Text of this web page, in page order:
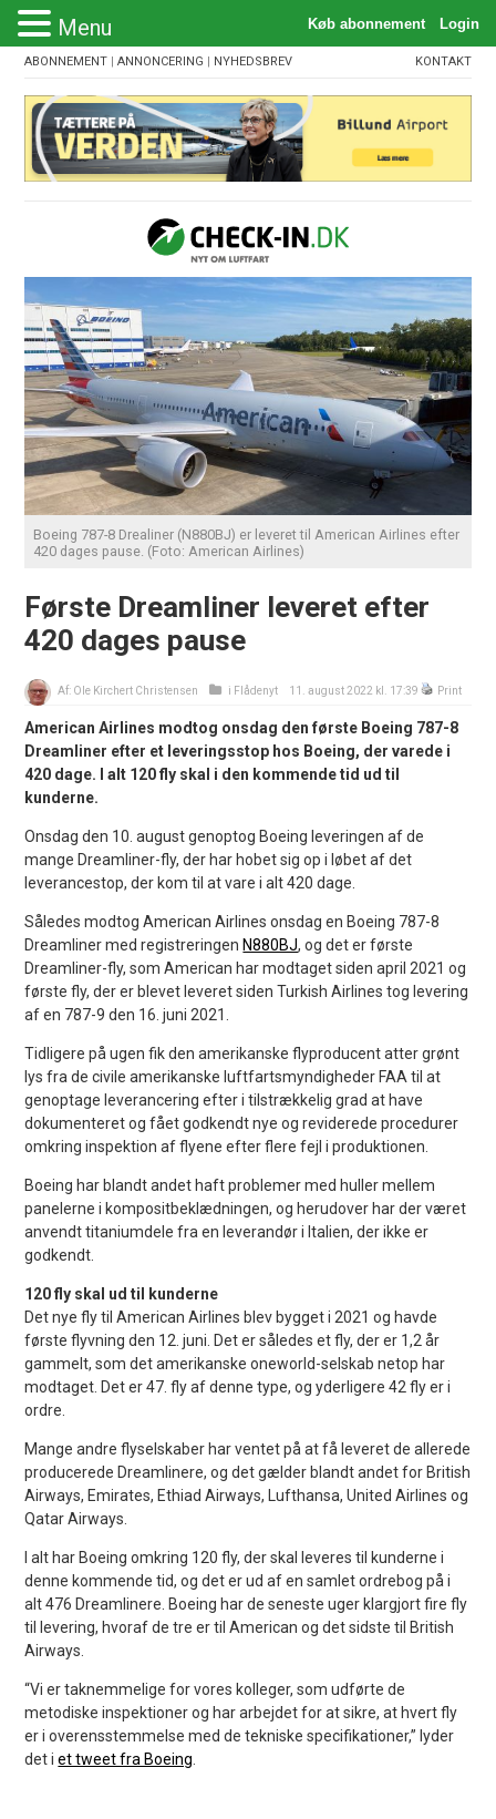
ABONNEMENT |ANNONCERING | NYHEDSBREV KONTAKT
Boeing 787-8 Drealiner (N880BJ) er leveret til American Airlines efter
420 dages pause. (Foto: American Airlines)
Første Dreamliner leveret efter
420 dages pause
Af: Ole Kirchert Christensen i Flådenyt 11. august 2022 kl. 17:39 Print
American Airlines modtog onsdag den første Boeing 787-8
Dreamliner efter et leveringsstop hos Boeing, der varede i
420 dage. I alt 120 fly skal i den kommende tid ud til
kunderne.
Onsdag den 10. august genoptog Boeing leveringen af de
mange Dreamliner-fly, der har hobet sig op i løbet af det
leverancestop, der kom til at vare i alt 420 dage.
Således modtog American Airlines onsdag en Boeing 787-8
Dreamliner med registreringen N880BJ, og det er første
Dreamliner-fly, som American har modtaget siden april 2021 og
første fly, der er blevet leveret siden Turkish Airlines tog levering
af en 787-9 den 16. juni 2021.
Tidligere på ugen fik den amerikanske flyproducent atter grønt
lys fra de civile amerikanske luftfartsmyndigheder FAA til at
genoptage leverancering efter i tilstrækkelig grad at have
dokumenteret og fået godkendt nye og reviderede procedurer
omkring inspektion af flyene efter flere fejl i produktionen.
Boeing har blandt andet haft problemer med huller mellem
panelerne i kompositbeklædningen, og herudover har der været
anvendt titaniumdele fra en leverandør i Italien, der ikke er
godkendt.
120 fly skal ud til kunderne
Det nye fly til American Airlines blev bygget i 2021 og havde
første flyvning den 12. juni. Det er således et fly, der er 1,2 år
gammelt, som det amerikanske oneworld-selskab netop har
modtaget. Det er 47. fly af denne type, og yderligere 42 fly er i
ordre.
Mange andre flyselskaber har ventet på at få leveret de allerede
producerede Dreamlinere, og det gælder blandt andet for British
Airways, Emirates, Ethiad Airways, Lufthansa, United Airlines og
Qatar Airways.
I alt har Boeing omkring 120 fly, der skal leveres til kunderne i
denne kommende tid, og det er ud af en samlet ordrebog på i
alt 476 Dreamlinere. Boeing har de seneste uger klargjort fire fly
til levering, hvoraf de tre er til American og det sidste til British
Airways.
“Vi er taknemmelige for vores kolleger, som udførte de
metodiske inspektioner og har arbejdet for at sikre, at hvert fly
er i overensstemmelse med de tekniske specifikationer,” lyder
det iet tweet fra Boeing
Menu